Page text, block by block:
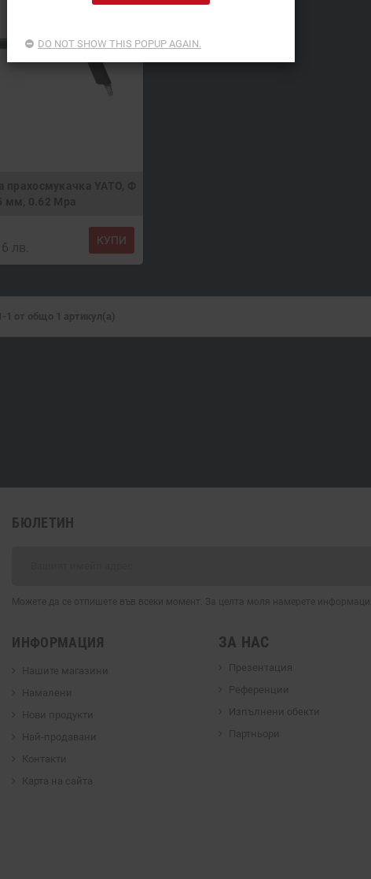
лв. КУПИ
1 от общо 1 артикул(а)
БЮЛЕТИН
Можете да се отпишете във всеки момент. За целта моля намерете
ИНФОРМАЦИЯ
Нашите магазини
Намалени
Нови продукти
Най-продавани
Контакти
Карта на сайта
ЗА НАС
Презентация
Референции
Изпълнени обекти
Партньори
DO NOT SHOW THIS POPUP AGAIN.